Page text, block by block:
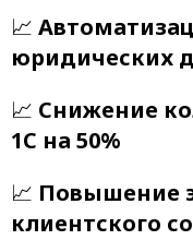
📈
юридических
📈 Снижение
1С на 50%
📈 Повышение
клиентского